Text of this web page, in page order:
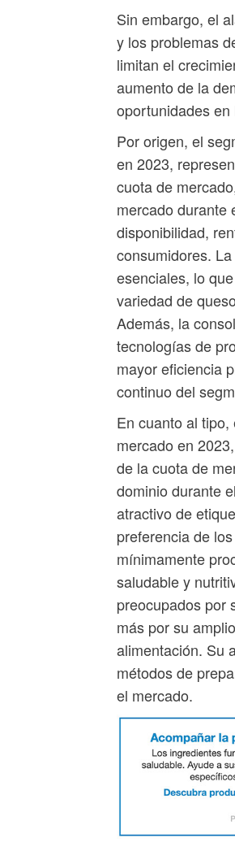
Sin embargo, el
y los problemas
limitan el
aumento de la
oportunidades
Por origen, el
en 2023,
cuota de
mercado durante
disponibilidad,
consumidores.
esenciales, lo
variedad de
Además, la
tecnologías de
mayor eficiencia
continuo del
En cuanto al
mercado en
de la cuota de
dominio durante
atractivo de
preferencia de
mínimamente
saludable y
preocupados por
más por su
alimentación. Su
métodos de
el mercado.